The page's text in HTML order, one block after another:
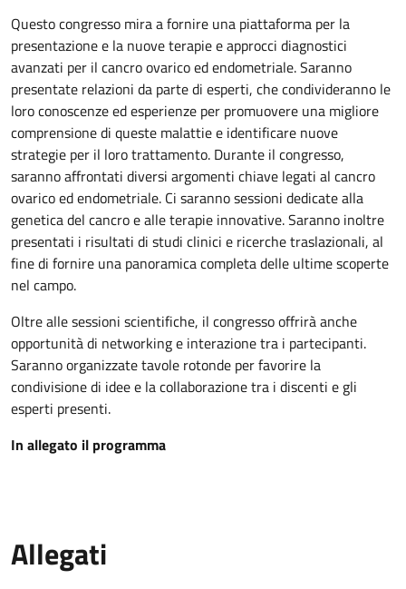
Questo congresso mira a fornire una piattaforma per la
presentazione e la nuove terapie e approcci diagnostici
avanzati per il cancro ovarico ed endometriale. Saranno
presentate relazioni da parte di esperti, che condivideranno le
loro conoscenze ed esperienze per promuovere una migliore
comprensione di queste malattie e identificare nuove
strategie per il loro trattamento. Durante il congresso,
saranno affrontati diversi argomenti chiave legati al cancro
ovarico ed endometriale. Ci saranno sessioni dedicate alla
genetica del cancro e alle terapie innovative. Saranno inoltre
presentati i risultati di studi clinici e ricerche traslazionali, al
fine di fornire una panoramica completa delle ultime scoperte
nel campo.
Oltre alle sessioni scientifiche, il congresso offrirà anche
opportunità di networking e interazione tra i partecipanti.
Saranno organizzate tavole rotonde per favorire la
condivisione di idee e la collaborazione tra i discenti e gli
esperti presenti.
In allegato il programma
Allegati